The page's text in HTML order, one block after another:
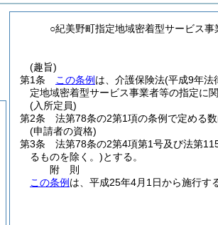
○紀美野町指定地域密着型サービス
(趣旨)
第1条
この条例 は、介護保険法(平成9年法
定地域密着型サービス事業者等の指定に
(入所定員)
第2条
法第78条の2第1項の条例で定める数
(申請者の資格)
第3条
法第78条の2第4項第1号及び法第
るものを除く。)とする。
附 則
この条例 は、平成25年4月1日から施行す